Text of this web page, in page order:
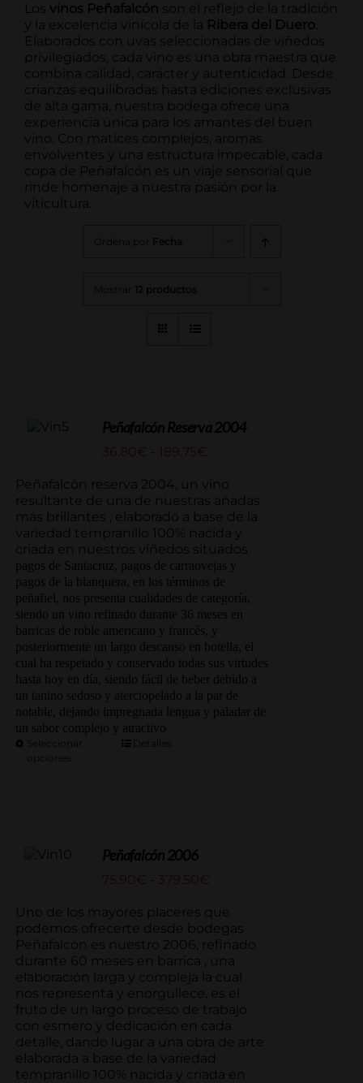
Los vinos Peñafalcón son el reflejo de la tradición
y la excelencia vinícola de la Ribera del Duero
Elaborados con uvas seleccionadas de viñedos
privilegiados, cada vino es una obra maestra que
combina calidad, carácter y autenticidad. Desde
crianzas equilibradas hasta ediciones exclusivas
de alta gama, nuestra bodega ofrece una
experiencia única para los amantes del buen
vino. Con matices complejos, aromas
envolventes y una estructura impecable, cada
copa de Peñafalcón es un viaje sensorial que
rinde homenaje a nuestra pasión por la
viticultura.
Ordena por Fecha
Mostrar 12 productos
Peñafalcón Reserva 2004
36.80 € 189.75€
precios:
desde
36.80€
hasta
189.75€
Peñafalcón reserva 2004, un vino
resultante de una de nuestras añadas
más brillantes , elaborado a base de la
variedad tempranillo 100% nacida y
criada en nuestros viñedos situados
pagos de Santacruz, pagos de carraovejas y
pagos de la blanquera, en los términos de
peñafiel, nos presenta cualidades de categoría,
siendo un vino refinado durante 36 meses en
barricas de roble americano y francés, y
posteriormente un largo descanso en botella, el
cual ha respetado y conservado todas sus virtudes
hasta hoy en día, siendo fácil de beber debido a
un tanino sedoso y aterciopelado a la par de
notable, dejando impregnada lengua y paladar de
un sabor complejo y atractivo
Seleccionar
opciones
Detalles
Peñafalcón 2006
75.90 € 379.50 €
precios:
desde
75.90€
hasta
379.50€
Uno de los mayores placeres que
podemos ofrecerte desde bodegas
Peñafalcón es nuestro 2006, refinado
durante 60 meses en barrica , una
elaboración larga y compleja la cual
nos representa y enorgullece, es el
fruto de un largo proceso de trabajo
con esmero y dedicación en cada
detalle, dando lugar a una obra de arte
elaborada a base de la variedad
tempranillo 100% nacida y criada en